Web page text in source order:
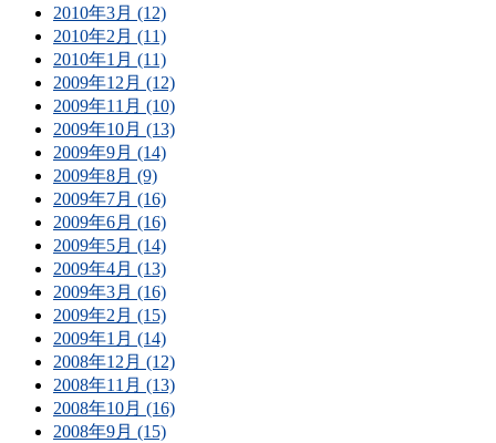
2010年3月 (12)
2010年2月 (11)
2010年1月 (11)
2009年12月 (12)
2009年11月 (10)
2009年10月 (13)
2009年9月 (14)
2009年8月 (9)
2009年7月 (16)
2009年6月 (16)
2009年5月 (14)
2009年4月 (13)
2009年3月 (16)
2009年2月 (15)
2009年1月 (14)
2008年12月 (12)
2008年11月 (13)
2008年10月 (16)
2008年9月 (15)